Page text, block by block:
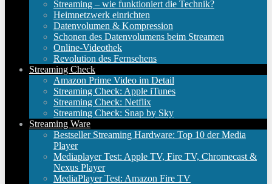
Streaming – wie funktioniert die Technik?
Heimnetzwerk einrichten
Datenvolumen & Kompression
Schonen des Datenvolumens beim Streamen
Online-Videothek
Revolution des Fernsehens
Streaming Check
Amazon Prime Video im Detail
Streaming Check: Apple iTunes
Streaming Check: Netflix
Streaming Check: Snap by Sky
Streaming Ware
Bestseller Streaming Hardware: Top 10 der Media
Player
Mediaplayer Test: Apple TV, Fire TV, Chromecast &
Nexus Player
MediaPlayer Test: Amazon Fire TV